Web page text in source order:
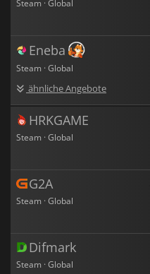
Steam · Global
Eneba
Steam · Global
ähnliche Angebote
HRKGAME
Steam · Global
G2A
Steam · Global
Difmark
Steam · Global